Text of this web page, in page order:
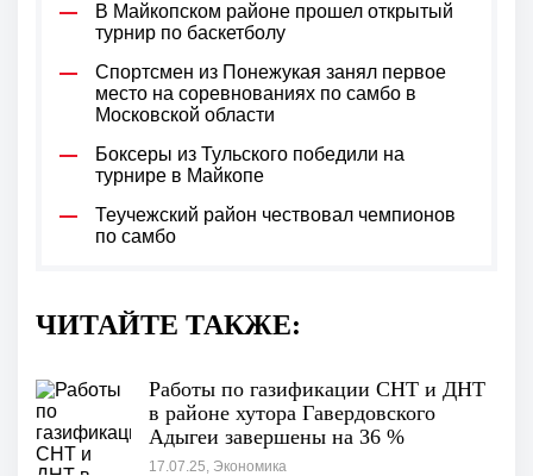
В Майкопском районе прошел открытый
турнир по баскетболу
Спортсмен из Понежукая занял первое
место на соревнованиях по самбо в
Московской области
Боксеры из Тульского победили на
турнире в Майкопе
Теучежский район чествовал чемпионов
по самбо
ЧИТАЙТЕ ТАКЖЕ:
Работы по газификации СНТ и ДНТ
в районе хутора Гавердовского
Адыгеи завершены на 36 %
17.07.25, Экономика